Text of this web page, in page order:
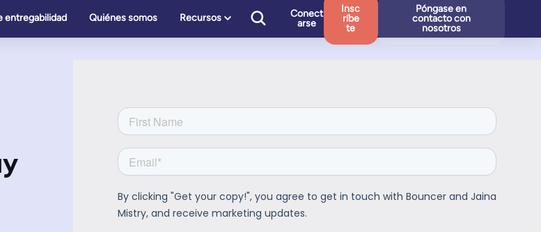
entregabilidad Quiénes somos Recursos
Conect
arse
Insc
ríbe
te
Póngase en
contacto con
nosotros